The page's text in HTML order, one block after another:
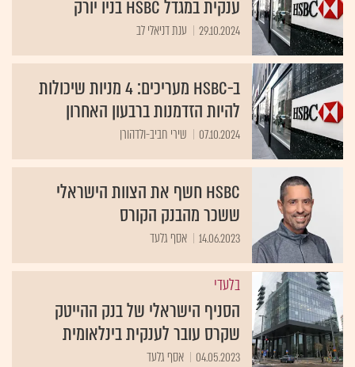
ענקית במגדל HSBC בניו יורק
29.10.2024 ענת דניאלי לב
ב-HSBC מעריכים: 4 מניות שיכולות
להיות הזדמנות ברבעון האחרון
07.10.2024 שירי חביב-ולדהורן
HSBC חשף את הצוות הישראלי
ששכר מהבנק הקורס
14.06.2023 אסף גלעד
בלעדי
הסניף הישראלי של בנק ההייטק
שקרס עובר לענקית בינלאומית
04.05.2023 אסף גלעד